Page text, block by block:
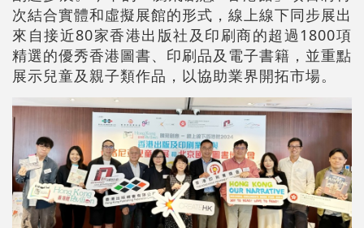
次結合實體和虛擬展館的形式，線上線下同步展出
來自接近80家香港出版社及印刷商的超過1800項
精選的優秀香港圖書、印刷品及電子書籍，並重點
展示兒童及親子類作品，以協助業界開拓市場。